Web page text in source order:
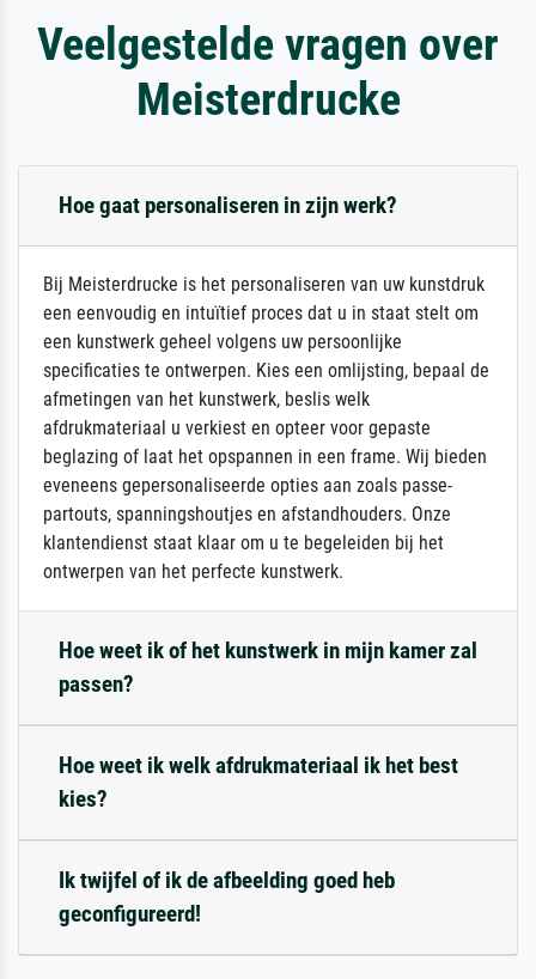
Veelgestelde vragen over
Meisterdrucke
Hoe gaat personaliseren in zijn werk?
Bij Meisterdrucke is het personaliseren van uw kunstdruk
een eenvoudig en intuïtief proces dat u in staat stelt om
een kunstwerk geheel volgens uw persoonlijke
specificaties te ontwerpen. Kies een omlijsting, bepaal de
afmetingen van het kunstwerk, beslis welk
afdrukmateriaal u verkiest en opteer voor gepaste
beglazing of laat het opspannen in een frame. Wij bieden
eveneens gepersonaliseerde opties aan zoals passe-
partouts, spanningshoutjes en afstandhouders. Onze
klantendienst staat klaar om u te begeleiden bij het
ontwerpen van het perfecte kunstwerk.
Hoe weet ik of het kunstwerk in mijn kamer zal
passen?
Hoe weet ik welk afdrukmateriaal ik het best
kies?
Ik twijfel of ik de afbeelding goed heb
geconfigureerd!